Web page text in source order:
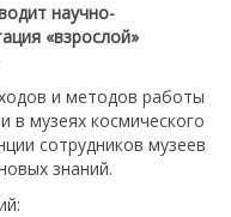
научно-
«взрослой»
и методов работы
в музеях космического
сотрудников музеев
знаний.